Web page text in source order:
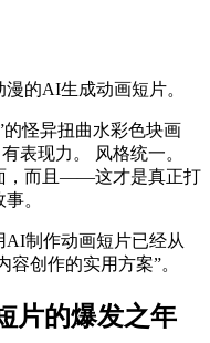
的AI生成动画短片。
怪异扭曲水彩色块画
表现力。 风格统一。
，而且——这才是真正打
。
AI制作动画短片已经从
容创作的实用方案”。
片的爆发之年